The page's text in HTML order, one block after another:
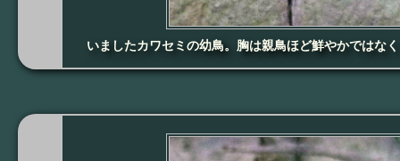
いましたカワセミの幼鳥。胸は親鳥ほど鮮やかではな